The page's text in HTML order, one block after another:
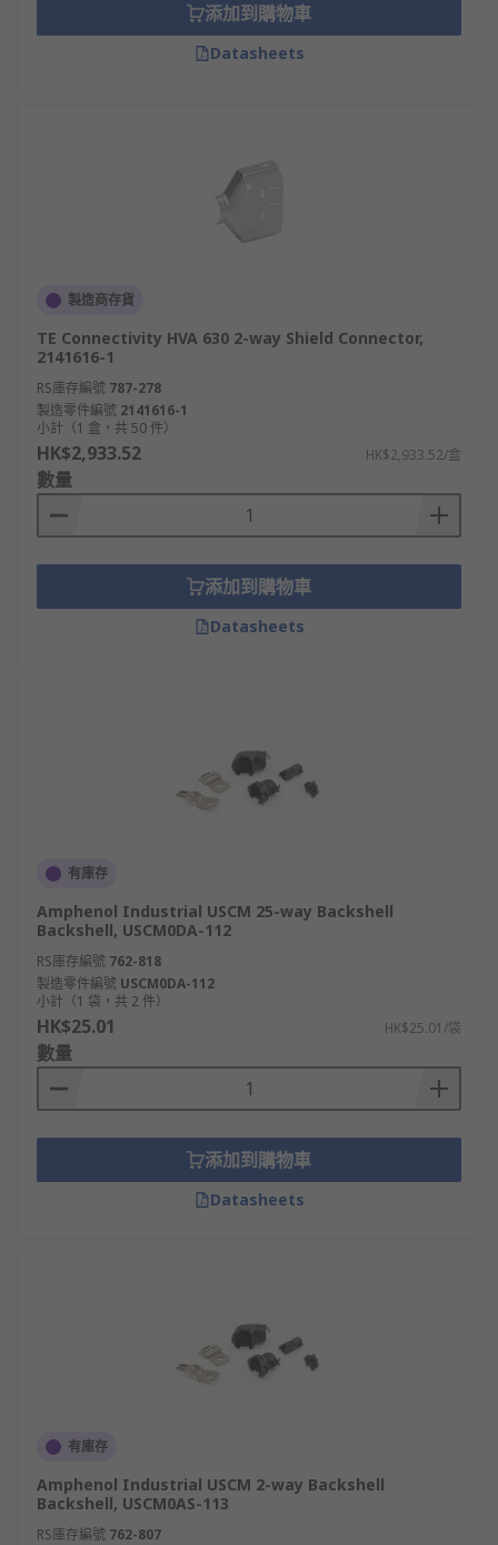
添加到購物車
Datasheets
製造商存貨
TE Connectivity HVA 630 2-way Shield Connector,
2141616-1
RS庫存編號 787-278
製造零件編號 2141616-1
小計（1 盒，共 50 件）
HK$2,933.52 HK$2,933.52/盒
數量
添加到購物車
Datasheets
有庫存
Amphenol Industrial USCM 25-way Backshell
Backshell, USCM0DA-112
RS庫存編號 762-818
製造零件編號 USCM0DA-112
小計（1 袋，共 2 件）
HK$25.01 HK$25.01/袋
數量
添加到購物車
Datasheets
有庫存
Amphenol Industrial USCM 2-way Backshell
Backshell, USCM0AS-113
RS庫存編號 762-807